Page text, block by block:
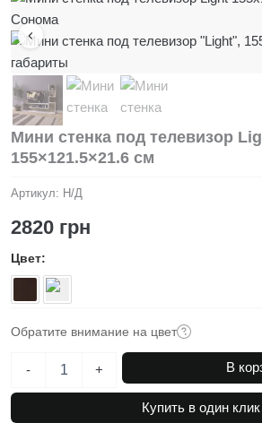
Мини стенка под телевизор
155×121.5×21.6 см
Артикул: Н/Д
2820 грн
Цвет
Обратите внимание на цвет
-
Мини
+ В
Купить в один клик